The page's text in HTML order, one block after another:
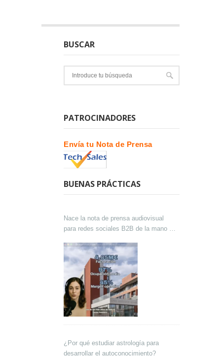
BUSCAR
PATROCINADORES
Envía tu Nota de Prensa
BUENAS PRÁCTICAS
Nace la nota de prensa audiovisual
para redes sociales B2B de la mano de
¿Por qué estudiar astrología para
desarrollar el autoconocimiento?